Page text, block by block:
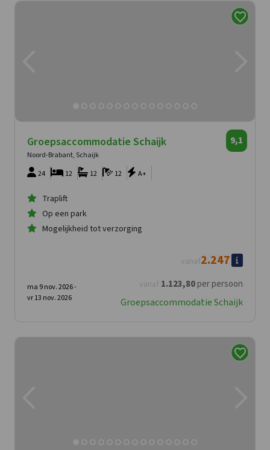
Groepsaccommodatie Schaijk
Noord-Brabant, Schaijk
9,1
24 12
12 A+
12
Traplift
Op een park
Mogelijkheid tot verzorging
vanaf 1.123,80per persoon
vanaf2.247
ma 9 nov. 2026 -
vr 13 nov. 2026
Groepsaccommodatie Schaijk